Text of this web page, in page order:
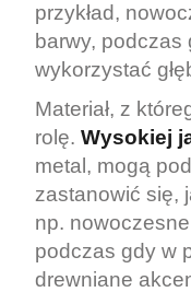
przykład,
barwy,
wykorzystać
Materiał, z
rolę. Wysokiej
metal, mogą
zastanowić się,
np.
podczas gdy w
drewniane